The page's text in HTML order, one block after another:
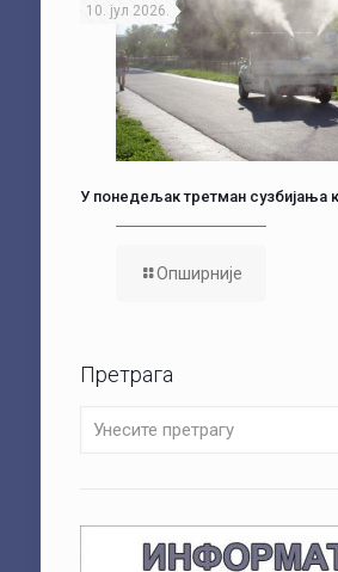
10. јул 2026.
У понедељак третман сузбијања
Опширније
Претрага